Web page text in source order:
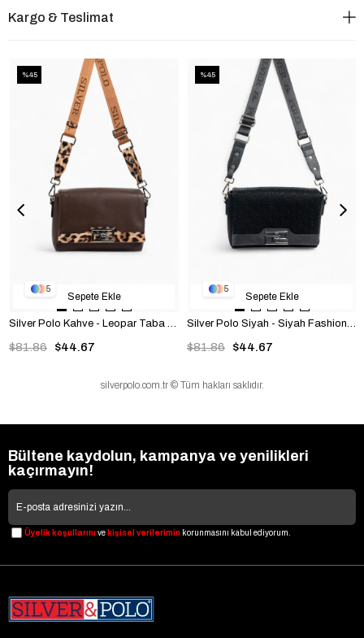
Kargo & Teslimat
5
Silver Polo Kahve - Leopar Taba Düz Kadın Çapraz Çanta SP1257
$44.67
$81.86
Sepete Ekle
%45
5
Silver Polo Siyah - Siyah Fashion Kadın Çapraz Çanta SP1257
$44.67
$81.86
Sepete Ekle
%45
silverpolo.com.tr © Tüm hakları saklıdır.
Bültene kaydolun, kampanya ve yenilikleri
kaçırmayın!
Üyelik koşullarınıve kişisel verilerimin korunmasını kabul ediyorum.